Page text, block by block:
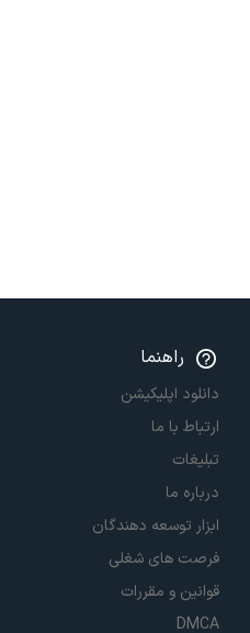
راهنما
دانلود اپلیکیشن
ارتباط با ما
تبلیغات
درباره ما
ابزار توسعه دهندگان
فرصت های شغلی
قوانین و مقررات
DMCA